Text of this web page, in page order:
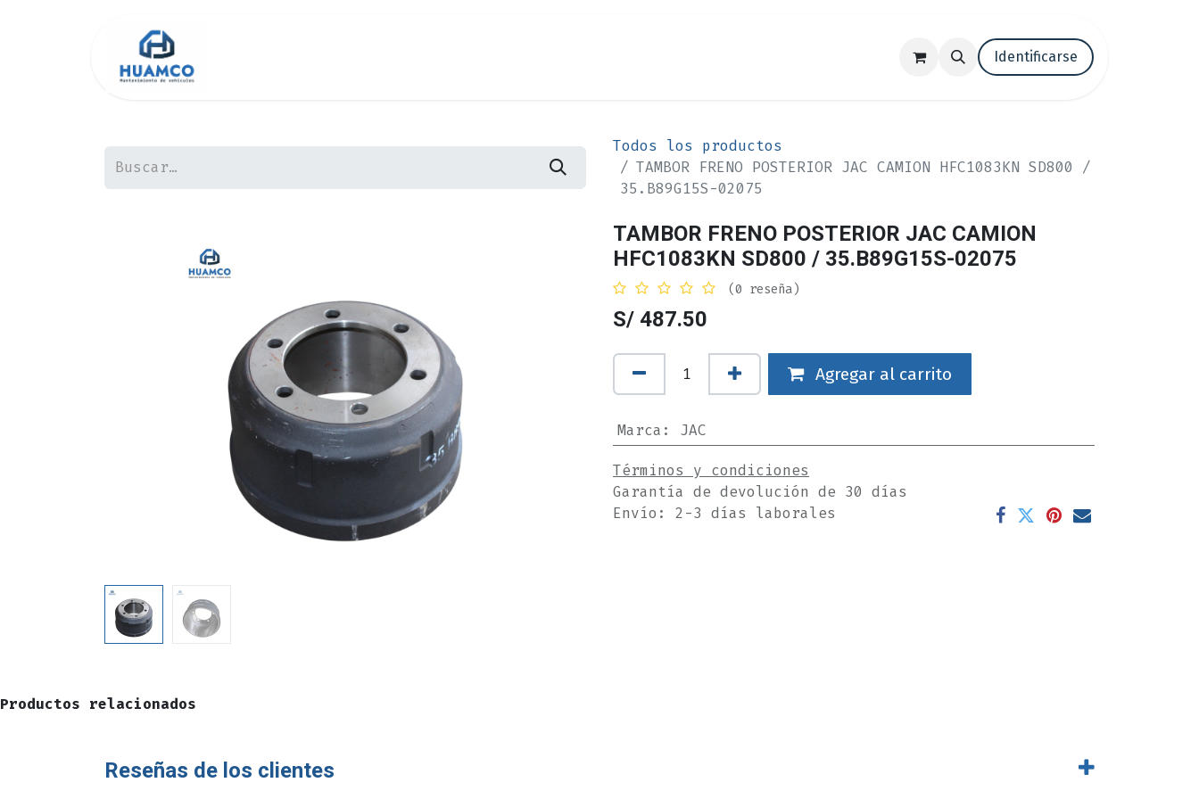
Trabaja con nosotros Blog
Identificarse
Todos los productos
TAMBOR FRENO POSTERIOR JAC CAMION HFC1083KN SD800 /
35.B89G15S-02075
TAMBOR FRENO POSTERIOR JAC CAMION
HFC1083KN SD800 / 35.B89G15S-02075
(0 reseña)
S/ 487.50
Agregar al carrito
Marca : JAC
Términos y condiciones
Garantía de devolución de 30 días
Envío: 2-3 días laborales
Productos relacionados
Reseñas de los clientes